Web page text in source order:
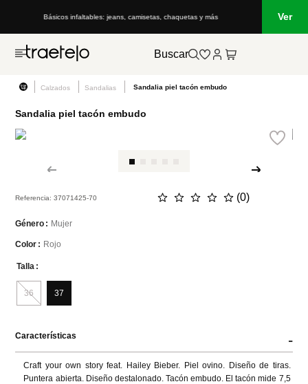
Básicos infaltables: jeans, camisetas, chaquetas y más Ver
Buscar
Calzados Sandalias Sandalia piel tacón embudo
Sandalia piel tacón embudo
Referencia:37071425-70 ☆ ☆ ☆ ☆ ☆ (0)
Género Mujer
Color Rojo
Talla
36 37
Características -
Craft your own story feat. Hailey Bieber. Piel ovino. Diseño de tiras.
Puntera abierta. Diseño destalonado. Tacón embudo. El tacón mide 7,5